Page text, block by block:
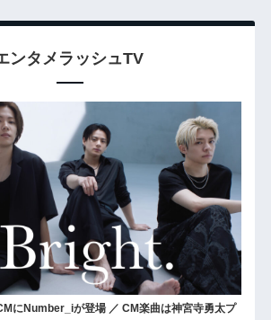
ンタメラッシュTV
にNumber_iが登場 ／ CM楽曲は神宮寺勇太プ